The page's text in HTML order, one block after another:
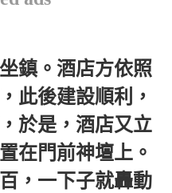
鎮。酒店方依照
此後建設順利，
於是，酒店又立
在門前神壇上。
，一下子就轟動